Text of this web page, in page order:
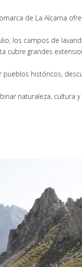
de La Alcarria
los campos de
cubre grandes
históricos,
naturaleza, cultura